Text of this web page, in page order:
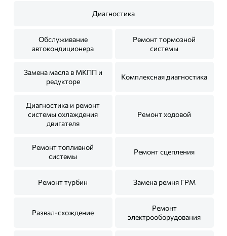
Диагностика
Обслуживание
автокондиционера
Ремонт тормозной
системы
Замена масла в МКПП и
редукторе
Комплексная диагностика
Диагностика и ремонт
системы охлаждения
двигателя
Ремонт ходовой
Ремонт топливной
системы
Ремонт сцепления
Ремонт турбин Замена ремня ГРМ
Развал-схождение
Ремонт
электрооборудования